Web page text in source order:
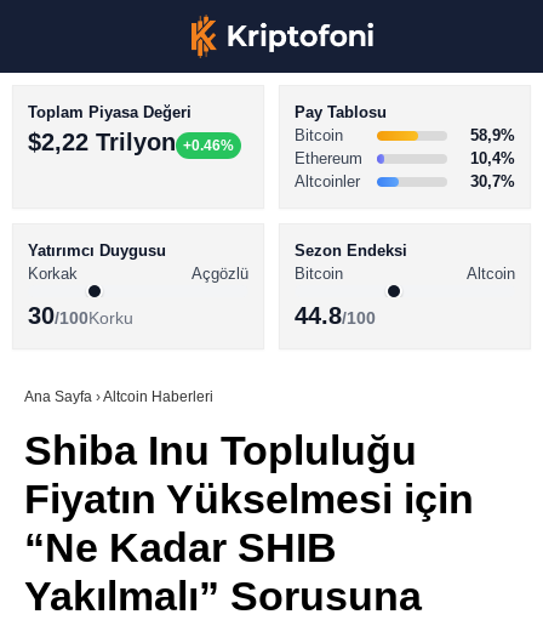
Youtube
TikTok
BİTCOİN HABERLERİ
ALTCOİN HABERLERİ
SÖZLÜK
Toplam Piyasa Değeri
$2,22 Trilyon +0.46%
Pay Tablosu
Bitcoin
58,9%
Ethereum
10,4%
Altcoinler
30,7%
Yatırımcı Duygusu
Korkak
Açgözlü
30/100Korku
Sezon Endeksi
Bitcoin
Altcoin
44.8/100
Ana Sayfa ›Altcoin Haberleri
Shiba Inu Topluluğu
Fiyatın Yükselmesi için
“Ne Kadar SHIB
Yakılmalı” Sorusuna